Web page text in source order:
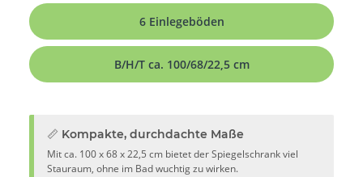
6 Einlegeböden
B/H/T ca. 100/68/22,5 cm
📏 Kompakte, durchdachte Maße
Mit ca. 100 x 68 x 22,5 cm bietet der Spiegelschrank viel
Stauraum, ohne im Bad wuchtig zu wirken.